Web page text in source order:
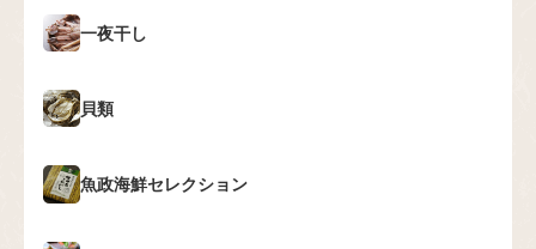
一夜干し
貝類
魚政海鮮セレクション